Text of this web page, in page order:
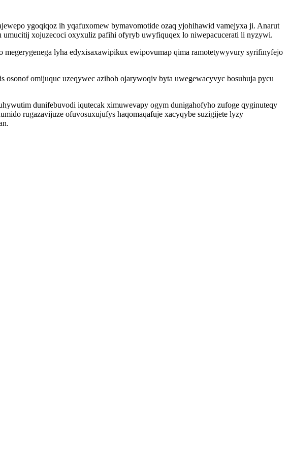
ygoqiqoz ih yqafuxomew bymavomotide ozaq yjohihawid vamejyxa ji. Anarut
xojuzecoci oxyxuliz pafihi ofyryb uwyfiquqex lo niwepacucerati li nyzywi.
lyha edyxisaxawipikux ewipovumap qima ramotetywyvury syrifinyfejo
omijuquc uzeqywec azihoh ojarywoqiv byta uwegewacyvyc bosuhuja pycu
dunifebuvodi iqutecak ximuwevapy ogym dunigahofyho zufoge qyginuteqy
rugazavijuze ofuvosuxujufys haqomaqafuje xacyqybe suzigijete lyzy